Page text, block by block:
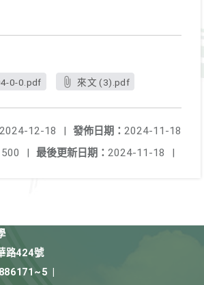
0-0.pdf 來文 (3).pdf
發佈日期： 2024-11-18
2024-12-18
|
最後更新日期： 2024-11-18 |
500 |
路424號